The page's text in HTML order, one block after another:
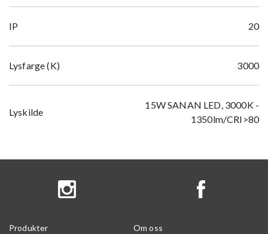
IP 20
Lysfarge (K) 3000
Lyskilde
15W SANAN LED, 3000K -
1350lm/CRI>80
Produkter Om oss